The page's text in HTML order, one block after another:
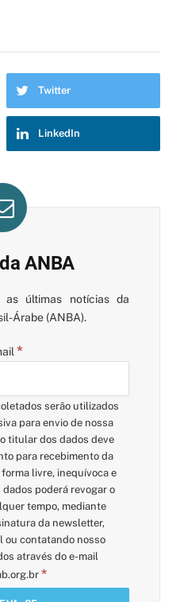
Twitter
LinkedIn
ANBA
as últimas notícias da
Árabe (ANBA).
*
serão utilizados
para envio de nossa
titular dos dados deve
para recebimento da
livre, inequívoca e
poderá revogar o
tempo, mediante
da newsletter,
ou contatando nosso
através do e-mail
*